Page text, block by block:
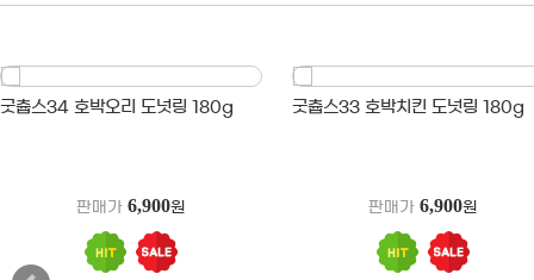
굿츕스34 호박오리 도넛링 180g
판매가 6,900원
굿츕스33 호박치킨 도넛링 180g
판매가 6,900원